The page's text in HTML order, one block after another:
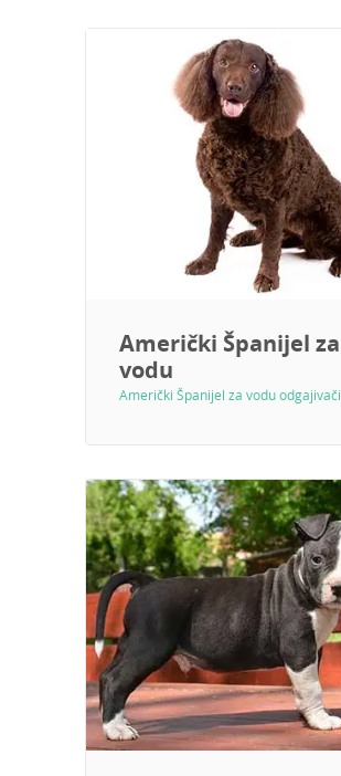
Američki Španijel za
vodu
Američki Španijel za vodu odgajivači